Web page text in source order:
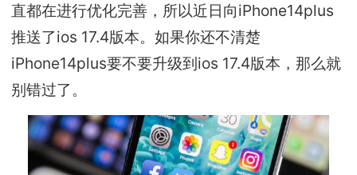
直都在进行优化完善，所以近日向iPhone14plus
推送了ios 17.4版本。如果你还不清楚
iPhone14plus要不要升级到ios 17.4版本，那么就
别错过了。